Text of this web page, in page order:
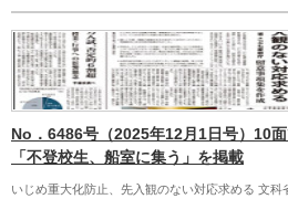
No．6486号（2025年12月1日号）10
「不登校生、船室に集う」を掲載
いじめ重大化防止、先入観のない対応求める 文科